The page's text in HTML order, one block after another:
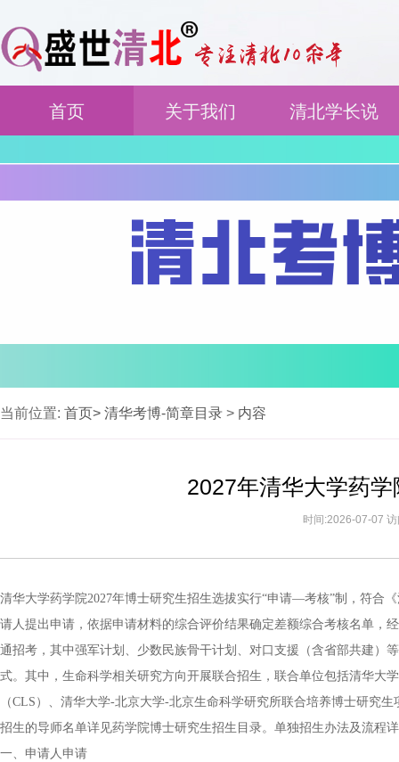
首页 关于我们 清北学长说
当前位置: 首页> 清华考博-简章目录 > 内容
2027年清华大学药
时间:2026-07-07
清华大学药学院2027年博士研究生招生选拔实行“申请―考核”制，符合
请人提出申请，依据申请材料的综合评价结果确定差额综合考核名单，
通招考，其中强军计划、少数民族骨干计划、对口支援（含省部共建）
式。其中，生命科学相关研究方向开展联合招生，联合单位包括清华大
（CLS）、清华大学-北京大学-北京生命科学研究所联合培养博士研究
招生的导师名单详见药学院博士研究生招生目录。单独招生办法及流程
一、申请人申请